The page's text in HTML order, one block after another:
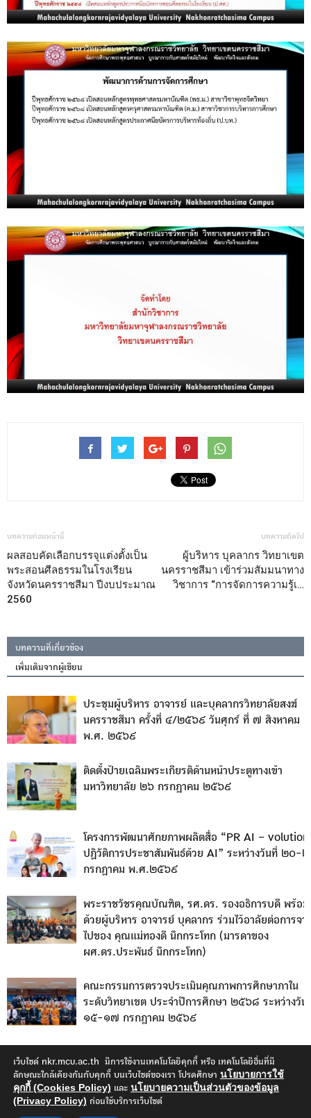
บทความก่อนหน้านี้
ผลสอบคัดเลือกบรรจุแต่งตั้งเป็น
พระสอนศีลธรรมในโรงเรียน
จังหวัดนครราชสีมา ปีงบประมาณ
2560
บทความถัดไป
ผู้บริหาร บุคลากร วิทยาเขต
นครราชสีมา เข้าร่วมสัมมนาทาง
วิชาการ “การจัดการความรู้เ…
บทความที่เกี่ยวข้อง
เพิ่มเติมจากผู้เขียน
ประชุมผู้บริหาร อาจารย์ และบุคลากรวิทยาลัยสงฆ์
นครราชสีมา ครั้งที่ ๔/๒๕๖๙ วันศุกร์ ที่ ๗ สิงหาคม
พ.ศ. ๒๕๖๙
ติดตั้งป้ายเฉลิมพระเกียรติด้านหน้าประตูทางเข้า
มหาวิทยาลัย ๒๖ กรกฎาคม ๒๕๖๙
โครงการพัฒนาศักยภาพผลิตสื่อ “PR AI – volution
ปฏิวัติการประชาสัมพันธ์ด้วย AI” ระหว่างวันที่ ๒๐-
กรกฎาคม พ.ศ.๒๕๖๙
พระราชวัชรคุณบัณฑิต, รศ.ดร. รองอธิการบดี พร้อม
ด้วยผู้บริหาร อาจารย์ บุคลากร ร่วมไว้อาลัยต่อการจา
ไปของ คุณแม่ทองดี นึกกระโทก (มารดาของ
ผศ.ดร.ประพันธ์ นึกกระโทก)
คณะกรรมการตรวจประเมินคุณภาพการศึกษาภาใน
ระดับวิทยาเขต ประจำปีการศึกษา ๒๕๖๘ ระหว่างวัน
๑๕-๑๗ กรกฎาคม ๒๕๖๙
เว็บไซด์ nkr.mcu.ac.th มีการใช้งานเทคโนโลยีคุกกี้ หรือ เทคโนโลยีอื่นที่มี
ลักษณะใกล้เคียงกันกับคุกกี้ บนเว็บไซต์ของเรา โปรดศึกษา นโยบายการใช้
คุกกี้ (Cookies Policy) และ นโยบายความเป็นส่วนตัวของข้อมูล
(Privacy Policy) ก่อนใช้บริการเว็บไซต์